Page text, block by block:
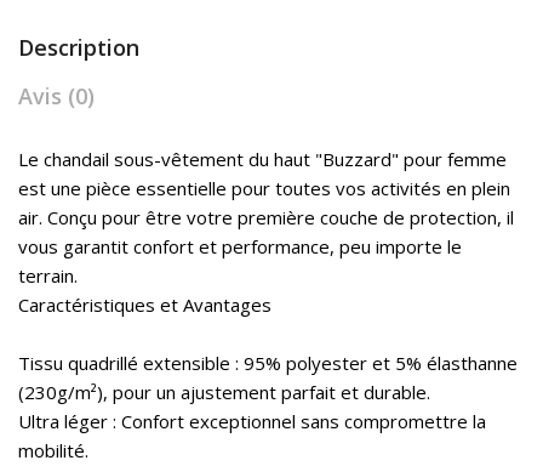
Description
Avis (0)
Le chandail sous-vêtement du haut "Buzzard" pour femme
est une pièce essentielle pour toutes vos activités en plein
air. Conçu pour être votre première couche de protection, il
vous garantit confort et performance, peu importe le
terrain.
Caractéristiques et Avantages
Tissu quadrillé extensible : 95% polyester et 5% élasthanne
(230g/m²), pour un ajustement parfait et durable.
Ultra léger : Confort exceptionnel sans compromettre la
mobilité.